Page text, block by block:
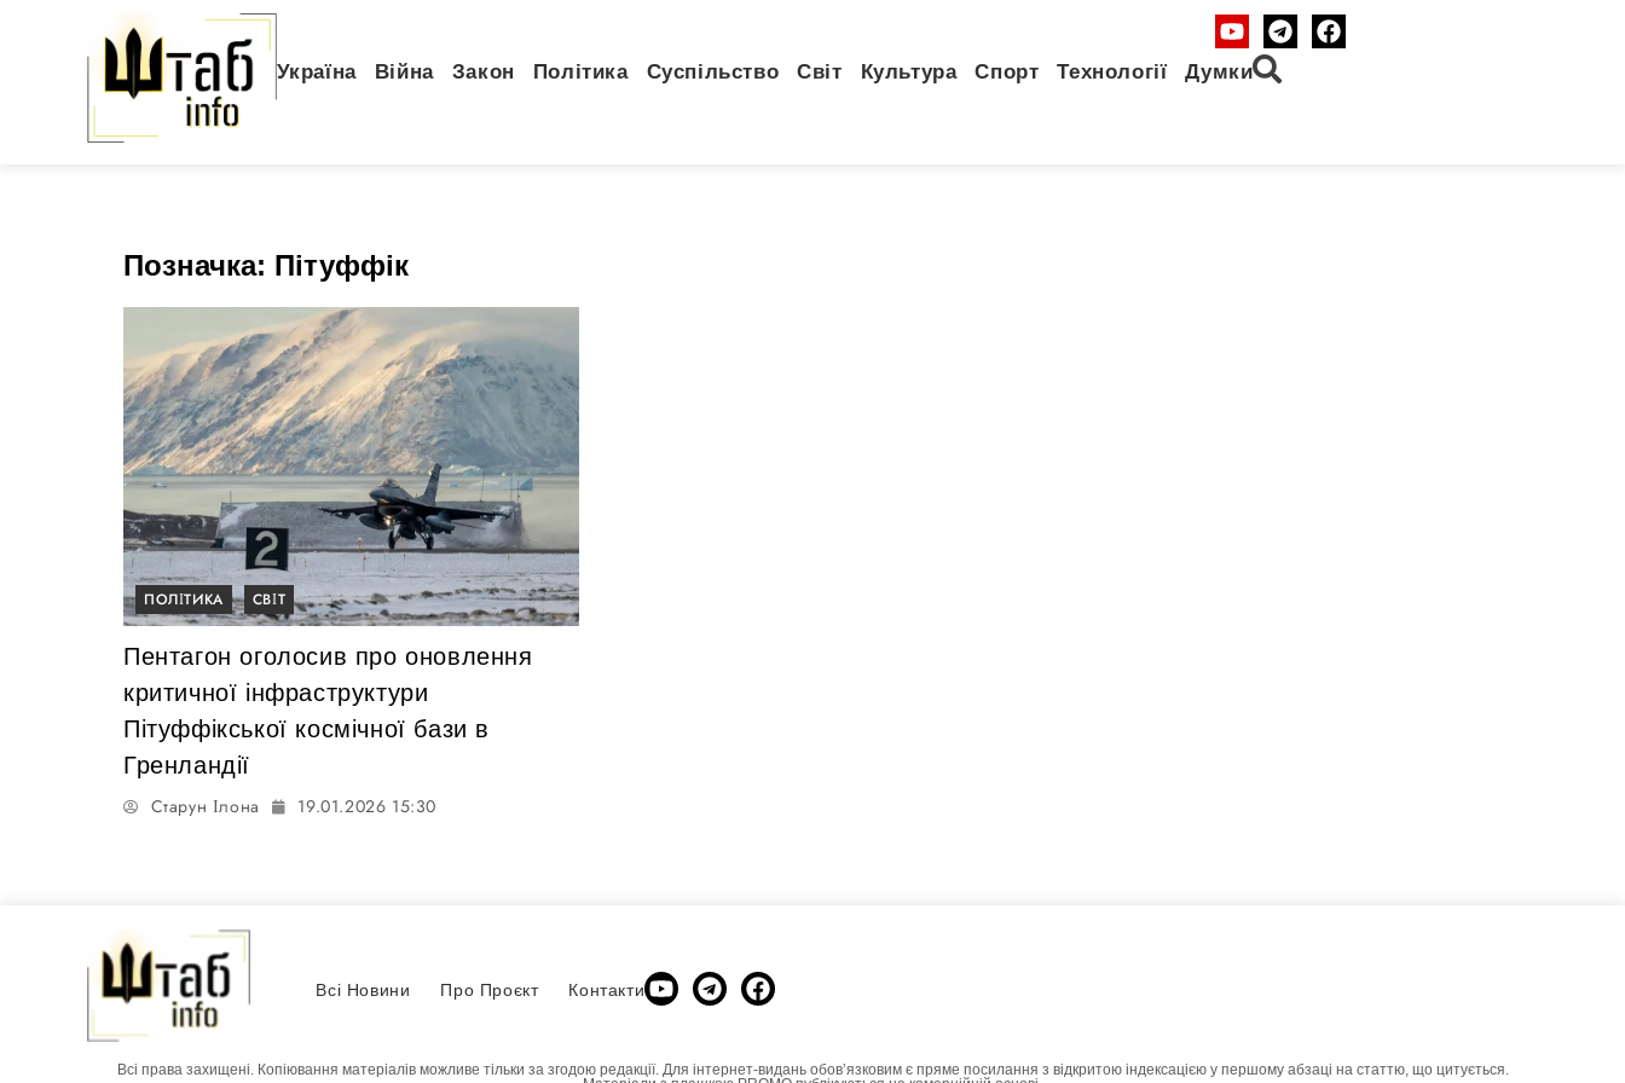
Україна Війна Закон Політика Суспільство Світ Культура Спорт Технології Думки
Позначка: Пітуффік
ПОЛІТИКА СВІТ
Пентагон оголосив про оновлення
критичної інфраструктури
Пітуффікської космічної бази в
Гренландії
Старун Ілона 19.01.2026 15:30
Всі Новини Про Проєкт Контакти
Всі права захищені. Копіювання матеріалів можливе тільки за згодою редакції. Для інтернет-видань обовʼязковим є пряме посилання з відкритою індексацією у першому абзаці на статтю, що цитується.